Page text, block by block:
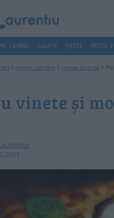
CIORBE SALATE PASTE PESTE,
> retete culinare > retete diverse >
vinete și